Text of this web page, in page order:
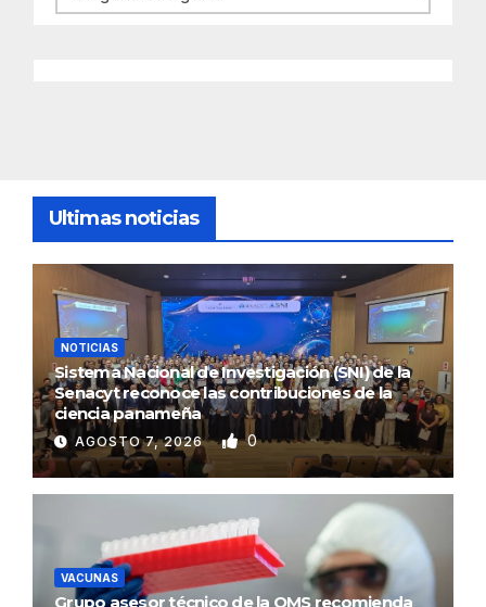
Ultimas noticias
NOTICIAS
Sistema Nacional de Investigación (SNI) de la
Senacyt reconoce las contribuciones de la
ciencia panameña
AGOSTO 7, 2026 0
VACUNAS
Grupo asesor técnico de la OMS recomienda